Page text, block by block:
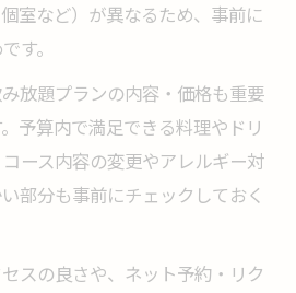
室など）が異なるため、事前に
す。
放題プランの内容・価格も重要
予算内で満足できる料理やドリ
ース内容の変更やアレルギー対
部分も事前にチェックしておく
スの良さや、ネット予約・リク